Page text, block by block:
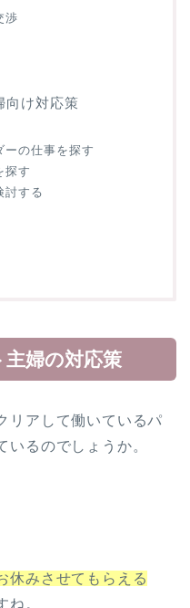
渉
向け対応策
ーの仕事を探す
探す
討する
婦の対応策
リアして働いているパ
いるのでしょうか。
休みさせてもらえる
ね。